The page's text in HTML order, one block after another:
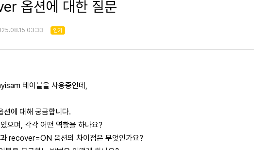
옵션에 대한 질문
03:33 인기
테이블을 사용중인데,
에 대해 궁금합니다.
으며, 각각 어떤 역할을 하나요?
recover=ON 옵션의 차이점은 무엇인가요?